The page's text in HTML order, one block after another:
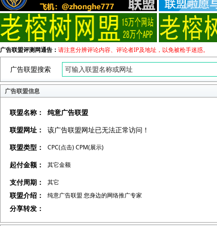
广告联盟评测网通告： 请注意分辨评论内容、评论者IP及地址，以免被枪手迷惑。
广告联盟搜索
广告联盟信息
联盟名称：
纯意广告联盟
联盟网址：
该广告联盟网址已无法正常访问！
联盟类型：
CPC(点击) CPM(展示)
起付金额： 其它金额
支付周期： 其它
联盟介绍： 纯意广告联盟 您身边的网络推广专家
分享转发：